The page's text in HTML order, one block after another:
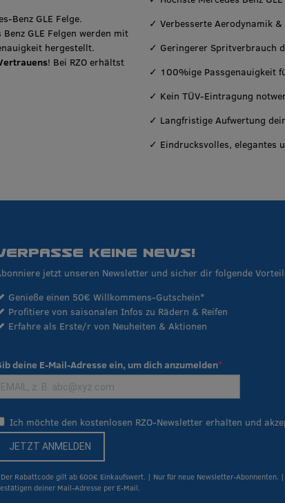
Benz GLE Felge.
Benz GLE Felgen werden mit
hergestellt.
! Bei RZO erhältst
✓ Verbesserte Aerodynamik
✓ Geringerer Spritverbrauch
✓ 100%ige Passgenauigkeit
✓ Kein TÜV-Eintragung
✓ Langfristige Aufwertung
✓ Eindrucksvolles, elegantes
KEINE NEWS!
jetzt unseren Newsletter und sicher dir folgende
Genieße einen 50€ Willkommens-Gutschein*
Profitiere von saisonalen Infos zu Rädern & Reifen
Erfahre als Erste/r von Neuheiten & Aktionen
deine E-Mail-Adresse ein, um dich anzumelden
Ich möchte den kostenlosen RZO-Newsletter erhalten und
JETZT ANMELDEN
Rabattcode gilt ab 600€ Einkaufswert. | Nur für neue Newsletter-
deiner Mail-Adresse per E-Mail.